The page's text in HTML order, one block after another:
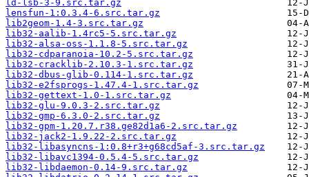
ld-lsb-3-9.src.tar.gz
lensfun-1:0.3.4-6.src.tar.gz
lib2geom-1.4-3.src.tar.gz
lib32-aalib-1.4rc5-5.src.tar.gz
lib32-alsa-oss-1.1.8-5.src.tar.gz
lib32-cdparanoia-10.2-5.src.tar.gz
lib32-cracklib-2.10.3-1.src.tar.gz
lib32-dbus-glib-0.114-1.src.tar.gz
lib32-e2fsprogs-1.47.4-1.src.tar.gz
lib32-gettext-1.0-1.src.tar.gz
lib32-glu-9.0.3-2.src.tar.gz
lib32-gmp-6.3.0-2.src.tar.gz
lib32-gpm-1.20.7.r38.ge82d1a6-2.src.tar.gz
lib32-jack2-1.9.22-2.src.tar.gz
lib32-libasyncns-1:0.8+r3+g68cd5af-3.src.tar.gz
lib32-libavc1394-0.5.4-5.src.tar.gz
lib32-libdaemon-0.14-9.src.tar.gz